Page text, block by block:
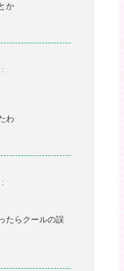
か
:
わ
:
たらクールの誤